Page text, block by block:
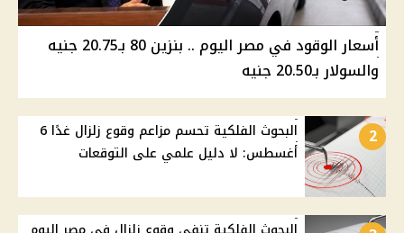
أسعار الوقود في مصر اليوم .. بنزين 80 بـ20.75 جنيه
والسولار بـ20.50 جنيه
2
البحوث الفلكية تحسم مزاعم وقوع زلزال غدًا 6
أغسطس: لا دليل علمي على التوقعات